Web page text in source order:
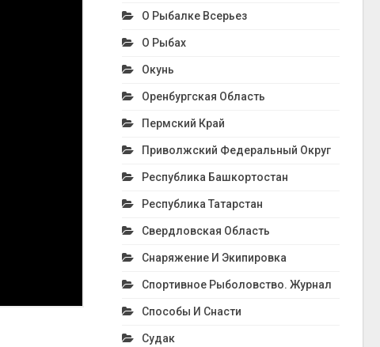
О Рыбалке Всерьез
О Рыбах
Окунь
Оренбургская Область
Пермский Край
Приволжский Федеральный Округ
Республика Башкортостан
Республика Татарстан
Свердловская Область
Снаряжение И Экипировка
Спортивное Рыболовство. Журнал
Способы И Снасти
Судак